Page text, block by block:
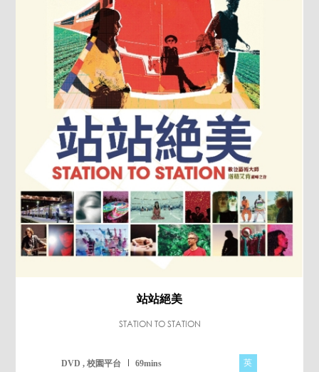
站站絕美
STATION TO STATION
DVD , 校園平台 69mins 英